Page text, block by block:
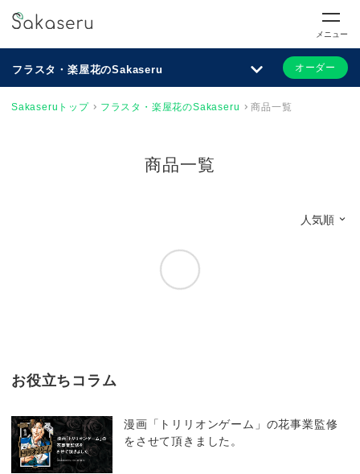
メニュー
フラスタ・楽屋花のSakaseru オーダー
Sakaseruトップ フラスタ・楽屋花のSakaseru 商品一覧
商品一覧
お役立ちコラム
漫画「トリリオンゲーム」の花事業監修
をさせて頂きました。